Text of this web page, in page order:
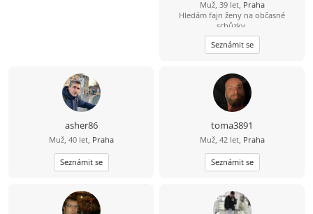
Muž, 39 let, Praha
Hledám fajn ženy na občasné
schůzky.
Seznámit se
asher86
Muž, 40 let, Praha
Seznámit se
toma3891
Muž, 42 let, Praha
Seznámit se